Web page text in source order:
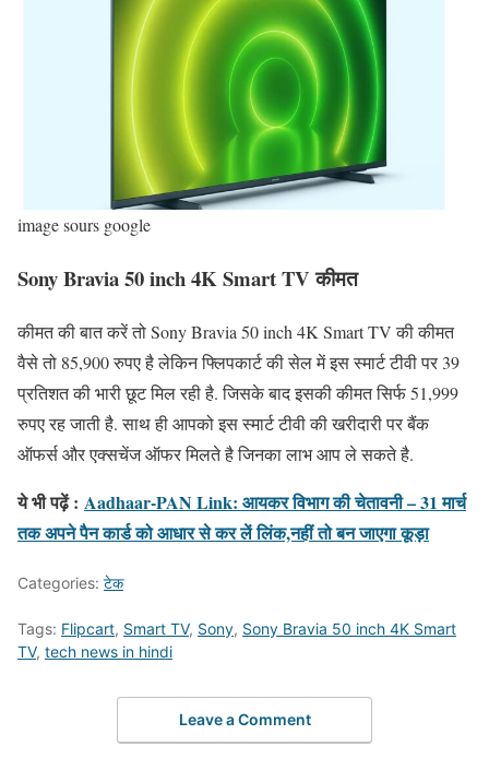
image sours google
Sony Bravia 50 inch 4K Smart TV कीमत
कीमत की बात करें तो Sony Bravia 50 inch 4K Smart TV की कीमत
वैसे तो 85,900 रुपए है लेकिन फ्लिपकार्ट की सेल में इस स्मार्ट टीवी पर 39
प्रतिशत की भारी छूट मिल रही है. जिसके बाद इसकी कीमत सिर्फ 51,999
रुपए रह जाती है. साथ ही आपको इस स्मार्ट टीवी की खरीदारी पर बैंक
ऑफर्स और एक्सचेंज ऑफर मिलते है जिनका लाभ आप ले सकते है.
ये भी पढ़ें : Aadhaar-PAN Link: आयकर विभाग की चेतावनी – 31 मार्च
तक अपने पैन कार्ड को आधार से कर लें लिंक,नहीं तो बन जाएगा कूड़ा
Categories: टेक
Tags: Flipcart, Smart TV, Sony, Sony Bravia 50 inch 4K Smart
TV, tech news in hindi
Leave a Comment